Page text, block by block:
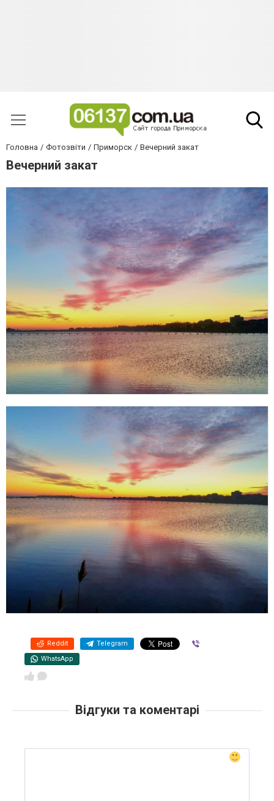
Головна Фотозвіти Приморск Вечерний закат
Вечерний закат
Reddit Telegram
WhatsApp
Відгуки та коментарі